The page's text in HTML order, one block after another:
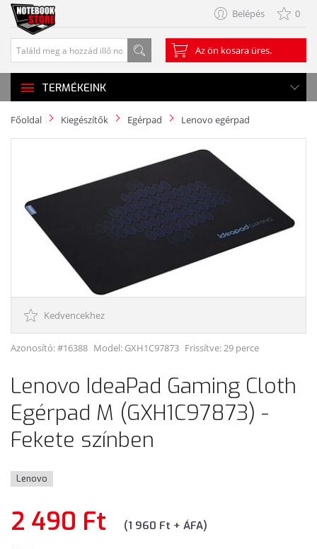
Belépés 0
Az ön kosara üres.
TERMÉKEINK
Főoldal Kiegészítők Egérpad Lenovo egérpad
Kedvencekhez
Azonosító: #16388 Model: GXH1C97873 Frissítve: 29 perce
Lenovo IdeaPad Gaming Cloth
Egérpad M (GXH1C97873) -
Fekete színben
Lenovo
2 490 Ft (1 960 Ft + ÁFA)